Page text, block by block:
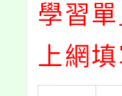
學習
上網填